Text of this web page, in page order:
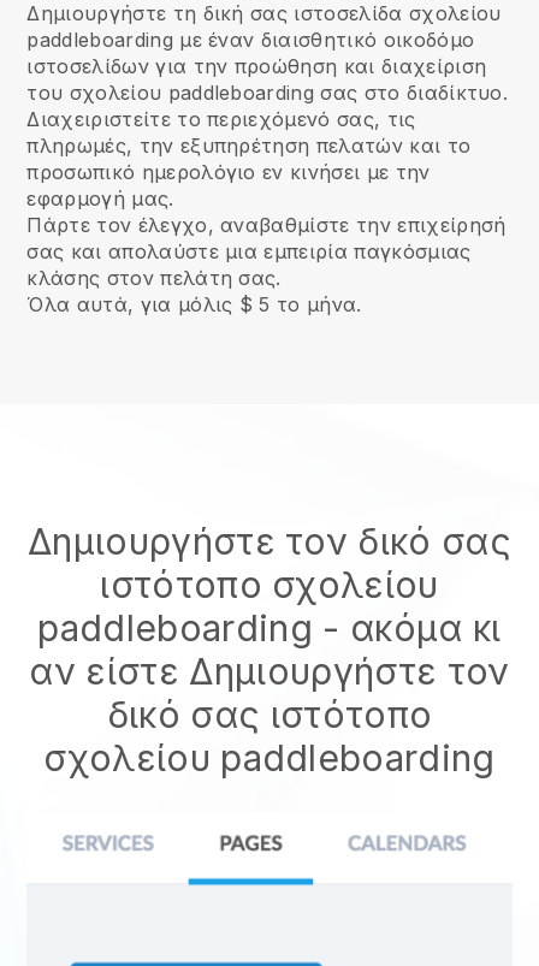
Δημιουργήστε τη δική σας ιστοσελίδα σχολείου
paddleboarding με έναν διαισθητικό οικοδόμο
ιστοσελίδων για την προώθηση και διαχείριση
του σχολείου paddleboarding σας στο διαδίκτυο.
Διαχειριστείτε το περιεχόμενό σας, τις
πληρωμές, την εξυπηρέτηση πελατών και το
προσωπικό ημερολόγιο εν κινήσει με την
εφαρμογή μας.
Πάρτε τον έλεγχο, αναβαθμίστε την επιχείρησή
σας και απολαύστε μια εμπειρία παγκόσμιας
κλάσης στον πελάτη σας.
Όλα αυτά, για μόλις $ 5 το μήνα.
Δημιουργήστε τον δικό σας
ιστότοπο σχολείου
paddleboarding - ακόμα κι
αν είστε Δημιουργήστε τον
δικό σας ιστότοπο
σχολείου paddleboarding